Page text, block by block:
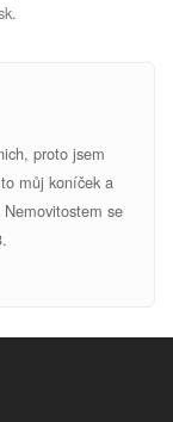
proto jsem
můj koníček a
se